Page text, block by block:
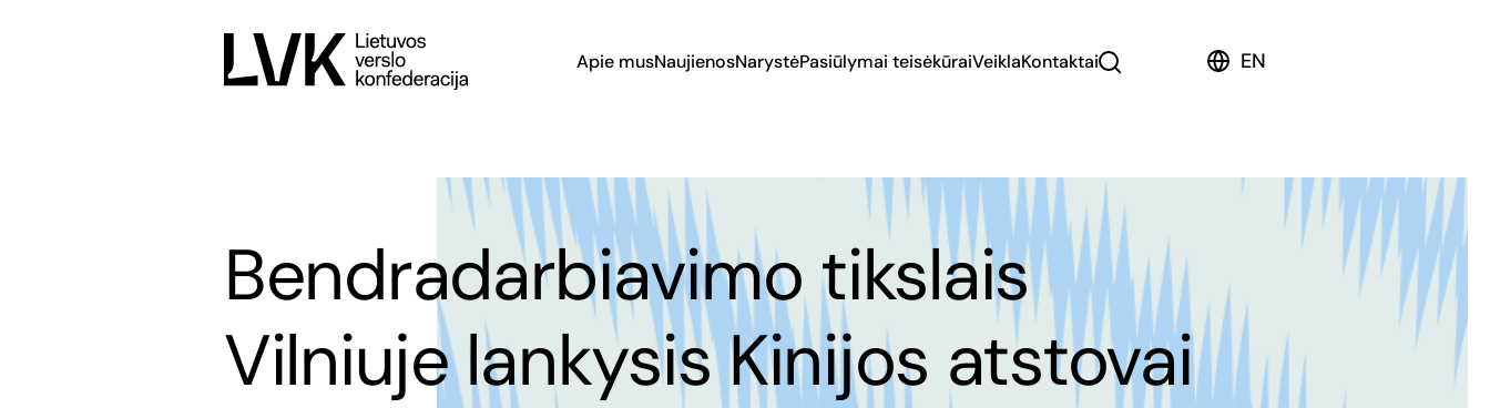
Apie musNaujienosNarystėPasiūlymai teisėkūraiVeiklaKontaktai EN
Bendradarbiavimo tikslais
Vilniuje lankysis Kinijos atstovai